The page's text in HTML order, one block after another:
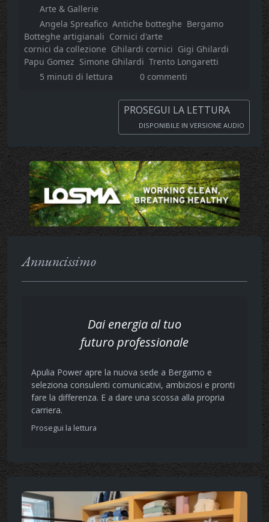
Arte & Gallerie
Angela Spreafico Antiche botteghe Bergamo
Botteghe artigianali Cornici d'arte
cornici da collezione Ghilardi cornici Gigi Ghilardi
Papu Gomez Simone Ghilardi Trento Longaretti
5 minuti di lettura
0 commenti
PROSEGUI LA LETTURA
DISPONIBILE IN VERSIONE AUDIO
Annuncissimo
Dai energia al tuo
futuro professionale
Apulia Power apre la nuova sede a Bergamo e
seleziona consulenti comunicativi, ambiziosi e pronti
fare la differenza. E a dare una scossa alla propria
carriera.
Prosegui la lettura